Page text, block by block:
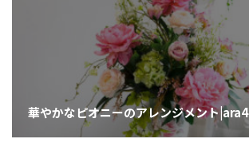
華やかなピオニーのアレンジメント|ara4